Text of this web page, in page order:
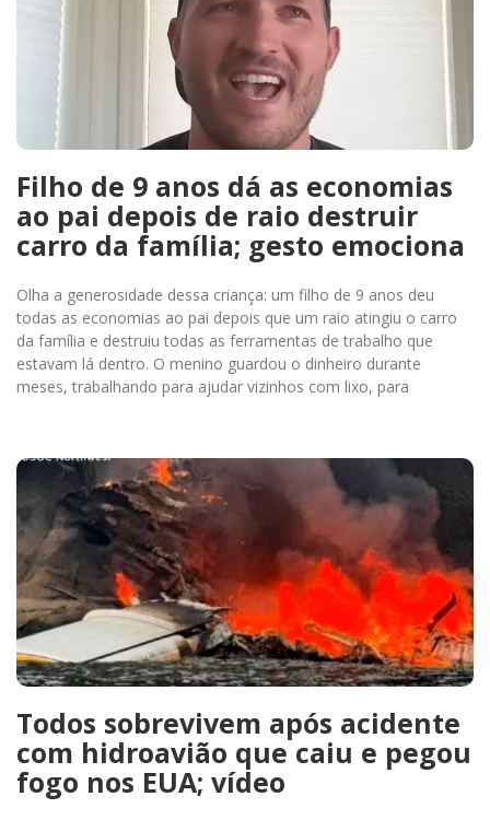
Filho de 9 anos dá as economias
ao pai depois de raio destruir
carro da família; gesto emociona
Olha a generosidade dessa criança: um filho de 9 anos deu
todas as economias ao pai depois que um raio atingiu o carro
da família e destruiu todas as ferramentas de trabalho que
estavam lá dentro. O menino guardou o dinheiro durante
meses, trabalhando para ajudar vizinhos com lixo, para
Todos sobrevivem após acidente
com hidroavião que caiu e pegou
fogo nos EUA; vídeo